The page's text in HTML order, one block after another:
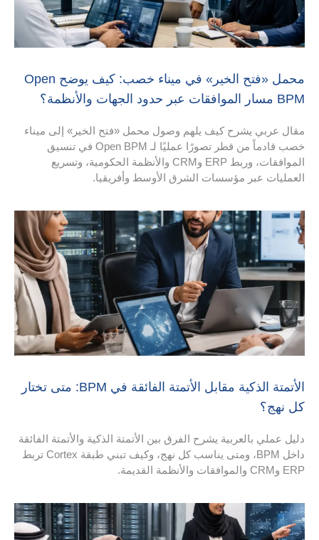
محمل «فتح الخير» في ميناء خصب: كيف يوضح Open
يلهم وصول محمل «فتح الخير» إلى ميناء
خصب قادماً من قطر تصورًا عمليًا لـ Open BPM في تنسيق
الموافقات، وربط ERP وCRM والأنظمة الحكومية، وتسريع
الشرق الأوسط وأفريقيا.
الأتمتة الذكية مقابل الأتمتة الفائقة في BPM: متى تختار
الفرق بين الأتمتة الذكية والأتمتة الفائقة
داخل BPM، ومتى يناسب كل نهج، وكيف تبني طبقة Cortex تربط